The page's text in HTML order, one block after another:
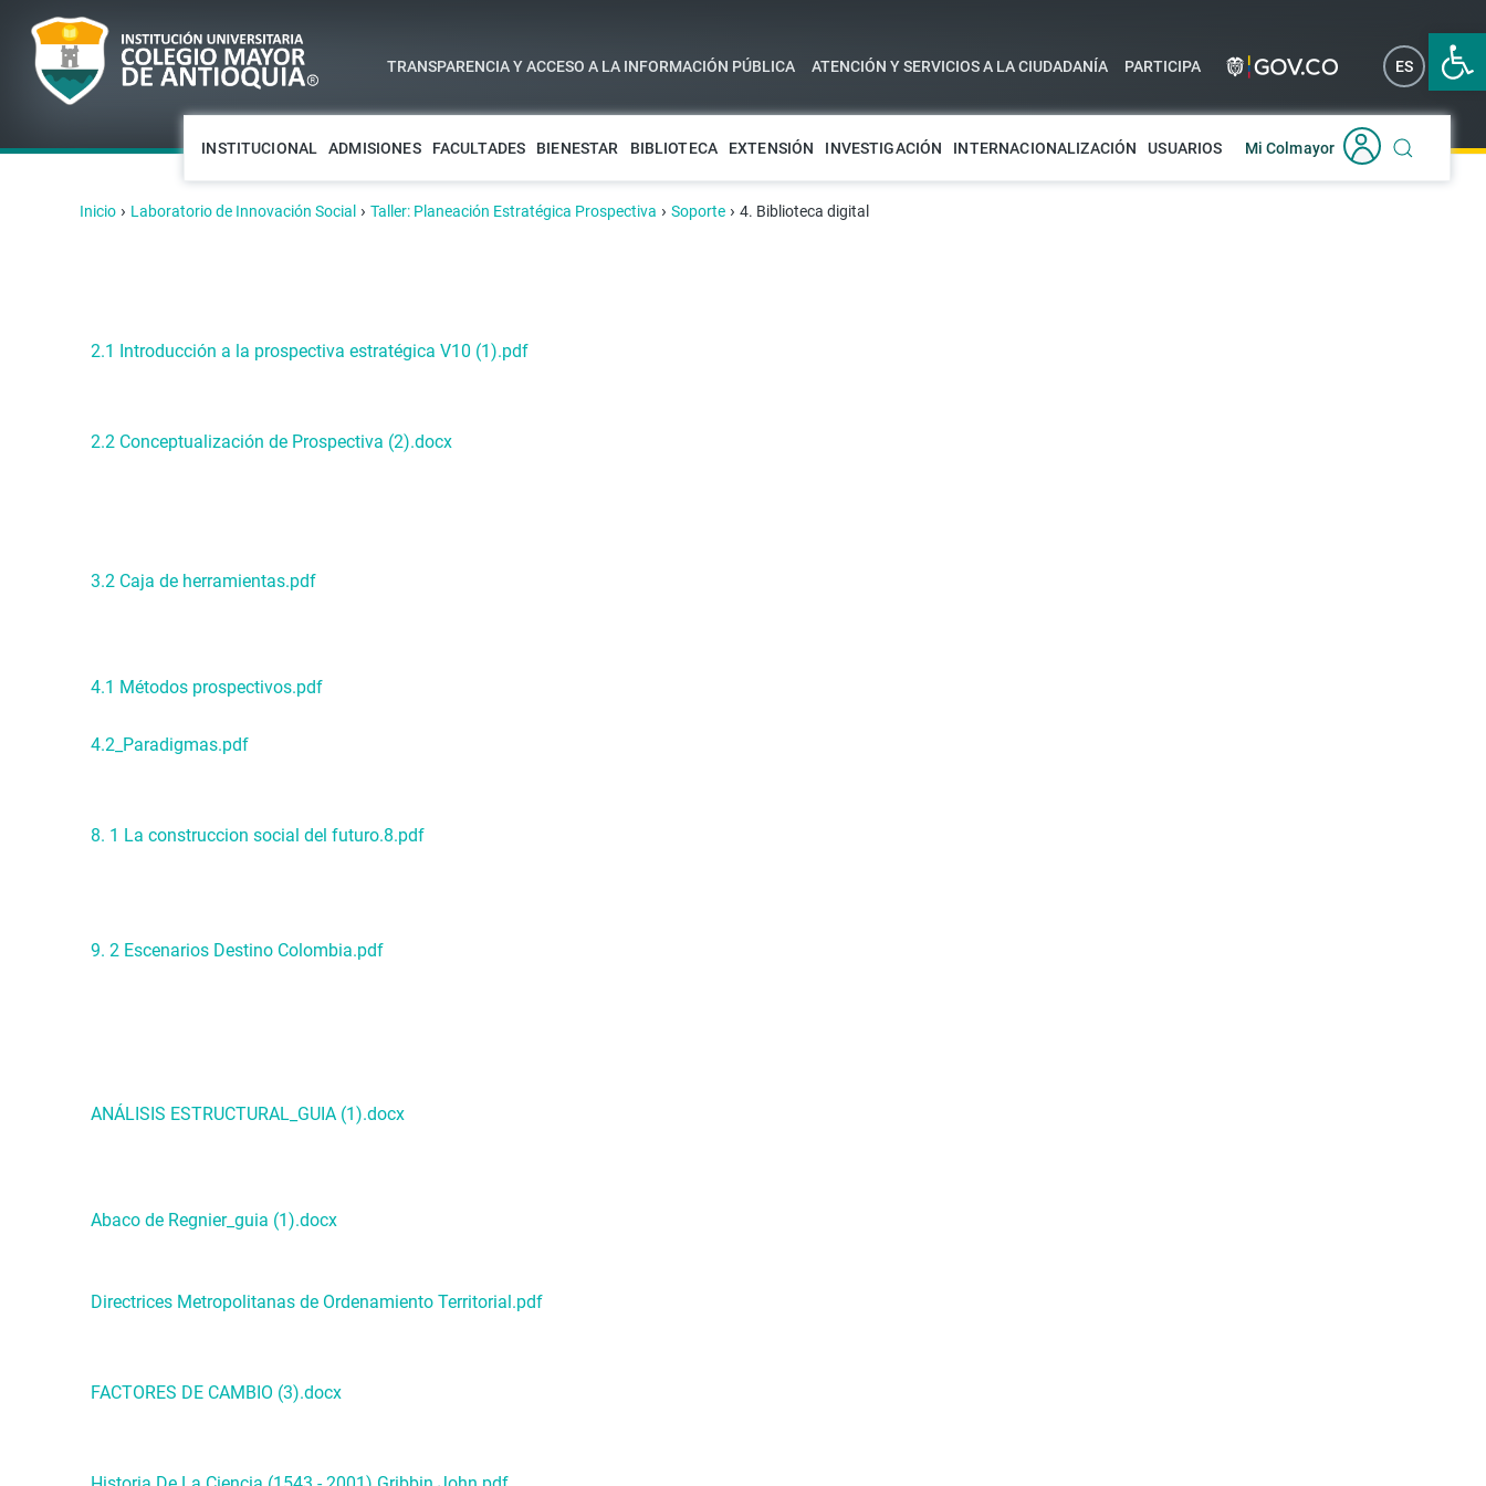
Abrir
TRANSPARENCIA Y ACCESO A LA INFORMACIÓN PÚBLICA ATENCIÓN Y SERVICIOS A LA CIUDADANÍA PARTICIPA ES EN
INSTITUCIONAL ADMISIONES FACULTADES BIENESTAR BIBLIOTECA EXTENSIÓN INVESTIGACIÓN INTERNACIONALIZACIÓN USUARIOS Mi Colmayor
Inicio › Laboratorio de Innovación Social › Taller: Planeación Estratégica Prospectiva › Soporte › 4. Biblioteca digital
2.1 Introducción a la prospectiva estratégica V10 (1).pdf
2.2 Conceptualización de Prospectiva (2).docx
3.2 Caja de herramientas.pdf
4.1 Métodos prospectivos.pdf
4.2_Paradigmas.pdf
8. 1 La construccion social del futuro.8.pdf
9. 2 Escenarios Destino Colombia.pdf
ANÁLISIS ESTRUCTURAL_GUIA (1).docx
Abaco de Regnier_guia (1).docx
Directrices Metropolitanas de Ordenamiento Territorial.pdf
FACTORES DE CAMBIO (3).docx